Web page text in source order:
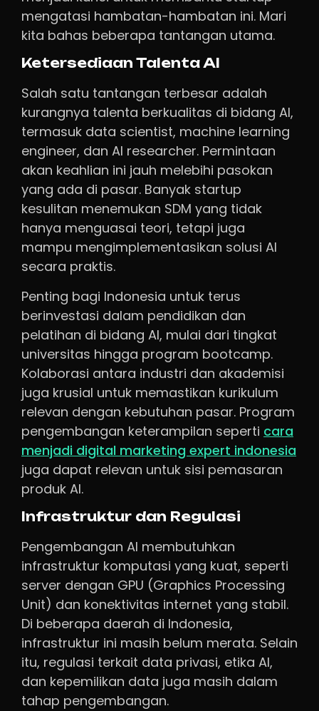
mengatasi hambatan-hambatan ini. Mari
kita bahas beberapa tantangan utama.
Ketersediaan Talenta AI
Salah satu tantangan terbesar adalah
kurangnya talenta berkualitas di bidang AI,
termasuk data scientist, machine learning
engineer, dan AI researcher. Permintaan
akan keahlian ini jauh melebihi pasokan
yang ada di pasar. Banyak startup
kesulitan menemukan SDM yang tidak
hanya menguasai teori, tetapi juga
mampu mengimplementasikan solusi AI
secara praktis.
Penting bagi Indonesia untuk terus
berinvestasi dalam pendidikan dan
pelatihan di bidang AI, mulai dari tingkat
universitas hingga program bootcamp.
Kolaborasi antara industri dan akademisi
juga krusial untuk memastikan kurikulum
relevan dengan kebutuhan pasar. Program
pengembangan keterampilan seperti cara
menjadi digital marketing expert indonesia
juga dapat relevan untuk sisi pemasaran
produk AI.
Infrastruktur dan Regulasi
Pengembangan AI membutuhkan
infrastruktur komputasi yang kuat, seperti
server dengan GPU (Graphics Processing
Unit) dan konektivitas internet yang stabil.
Di beberapa daerah di Indonesia,
infrastruktur ini masih belum merata. Selain
itu, regulasi terkait data privasi, etika AI,
dan kepemilikan data juga masih dalam
tahap pengembangan.